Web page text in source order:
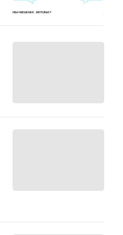
00:09